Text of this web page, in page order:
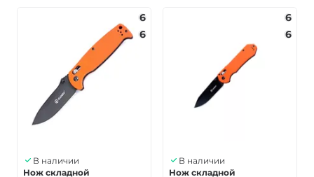
6
6
В наличии
Нож складной
6
6
В наличии
Нож складной